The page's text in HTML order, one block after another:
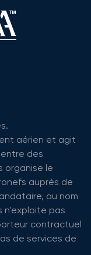
aérien et agit
des
organise le
auprès de
au nom
n'exploite pas
contractuel
de services de